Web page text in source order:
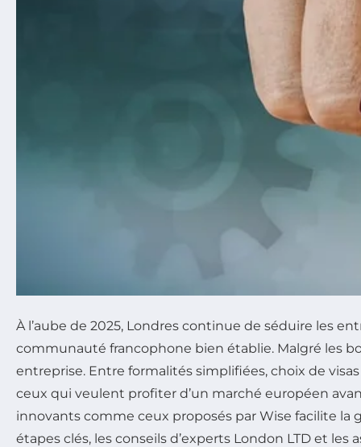
À l’aube de 2025, Londres continue de séduire les
communauté francophone bien établie. Malgré les
entreprise. Entre formalités simplifiées, choix de
ceux qui veulent profiter d’un marché européen
innovants comme ceux proposés par Wise facilite
étapes clés, les conseils d’experts London LTD et